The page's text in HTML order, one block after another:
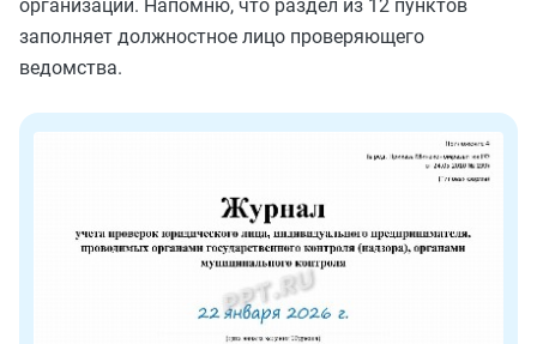
организации. Напомню, что раздел из 12 пунктов
заполняет должностное лицо проверяющего
ведомства.